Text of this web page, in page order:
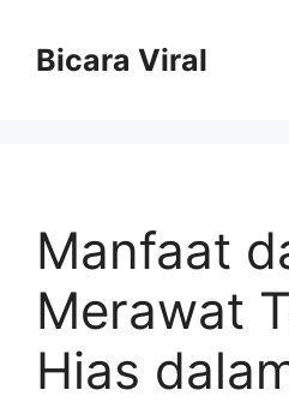
contentBicara Viral
Manfaat
Merawat
Hias